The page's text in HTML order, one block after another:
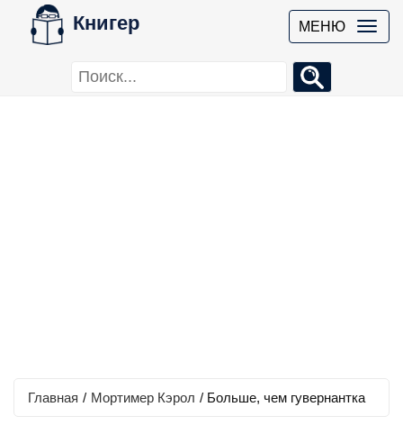
Книгер МЕНЮ
Главная / Мортимер Кэрол / Больше, чем гувернантка